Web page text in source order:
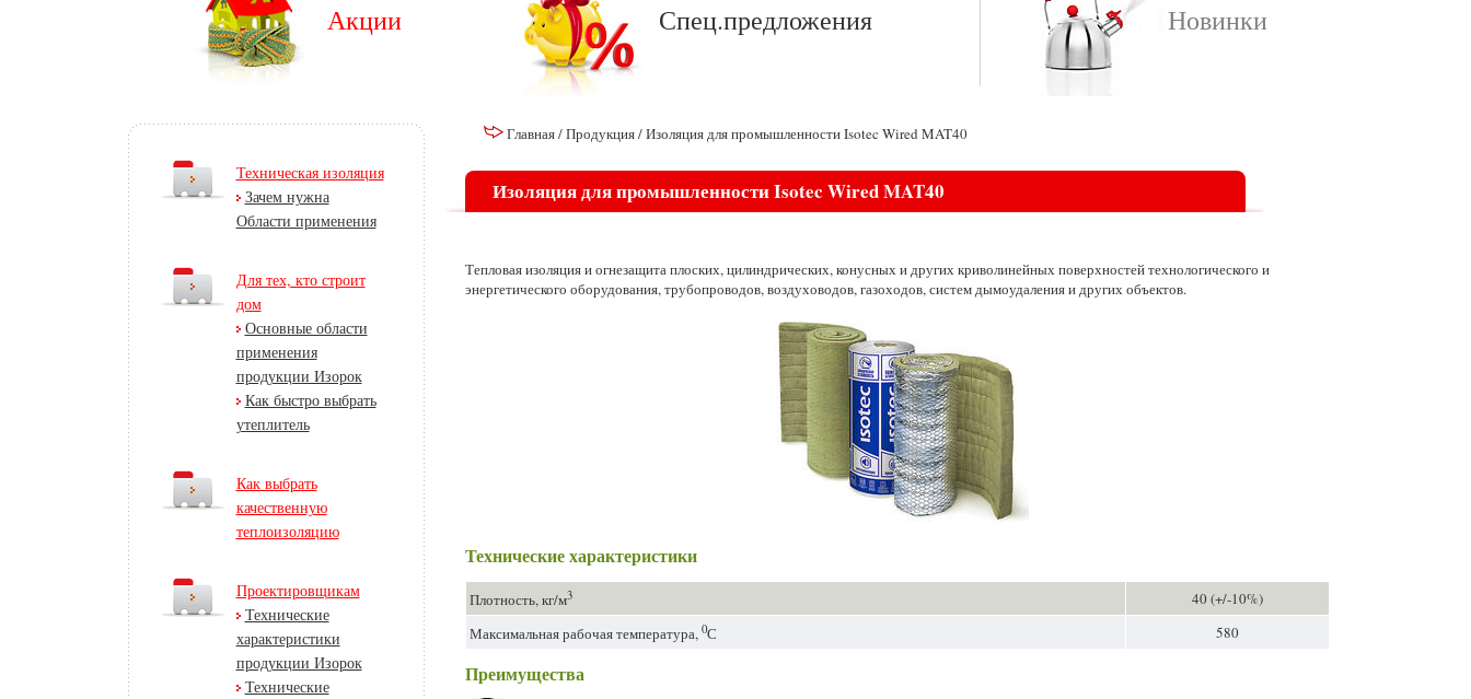
Акции Спец.предложения Новинки
Техническая изоляция
Зачем нужна
Области применения
Для тех, кто строит
дом
Основные области
применения
продукции Изорок
Как быстро выбрать
утеплитель
Как выбрать
качественную
теплоизоляцию
Проектировщикам
Технические
характеристики
продукции Изорок
Технические
Главная/Продукция/Изоляция для промышленности Isotec Wired MAT40
Изоляция для промышленности Isotec Wired MAT40
Тепловая изоляция и огнезащита плоских, цилиндрических, конусных и других криволинейных поверхностей технологического и
энергетического оборудования, трубопроводов, воздуховодов, газоходов, систем дымоудаления и других объектов.
Технические характеристики
Плотность, кг/м3
40 (+/-10%)
Максимальная рабочая температура, 0С 580
Преимущества